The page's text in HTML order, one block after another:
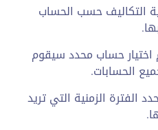
التكاليف حسب الحساب
حساب محدد سيقوم
الحسابات.
الفترة الزمنية التي تريد